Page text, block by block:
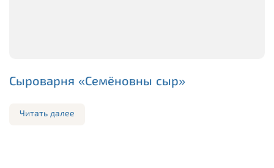
Сыроварня «Семёновны сыр»
Читать далее